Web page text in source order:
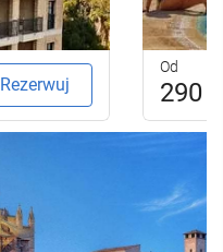
Rezerwuj
Od
290